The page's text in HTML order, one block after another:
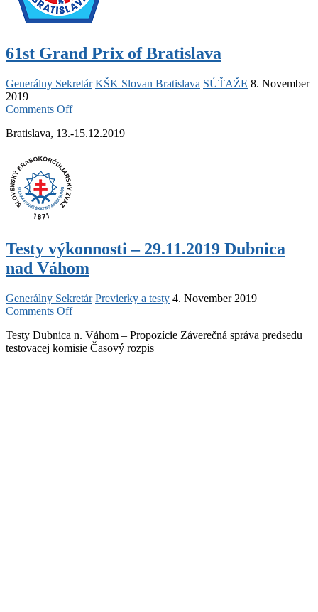
61st Grand Prix of Bratislava
Generálny Sekretár KŠK Slovan Bratislava SÚŤAŽE 8. November
2019
Comments Offon
Grand
Bratislava, 13.-15.12.2019
Testy výkonnosti – 29.11.2019 Dubnica
nad Váhom
Generálny Sekretár Previerky a testy 4. November 2019
Comments Offon
výkonnosti
–
Testy Dubnica n. Váhom – Propozície Záverečná správa predsedu
testovacej komisie Časový rozpis